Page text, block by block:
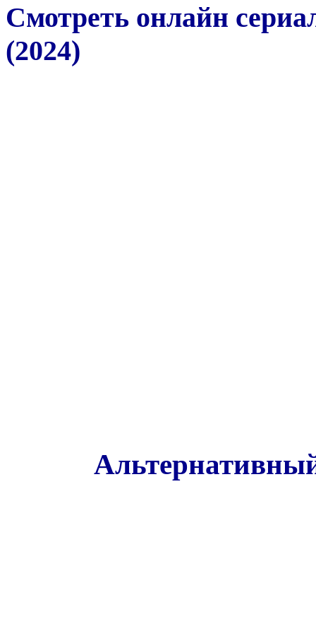
Смотреть онлайн
(2024)